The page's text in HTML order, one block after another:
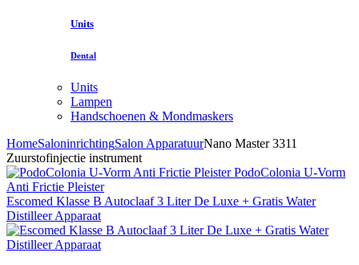
Units
Dental
Units
Lampen
Handschoenen & Mondmaskers
HomeSaloninrichtingSalon ApparatuurNano Master 3311
Zuurstofinjectie instrument
PodoColonia U-Vorm
Anti Frictie Pleister
Escomed Klasse B Autoclaaf 3 Liter De Luxe + Gratis Water
Distilleer Apparaat